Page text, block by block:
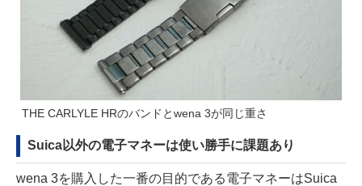
THE CARLYLE HRのバンドとwena 3が同じ重さ
Suica以外の電子マネーは使い勝手に課題あり
wena 3を購入した一番の目的である電子マネーはSuica